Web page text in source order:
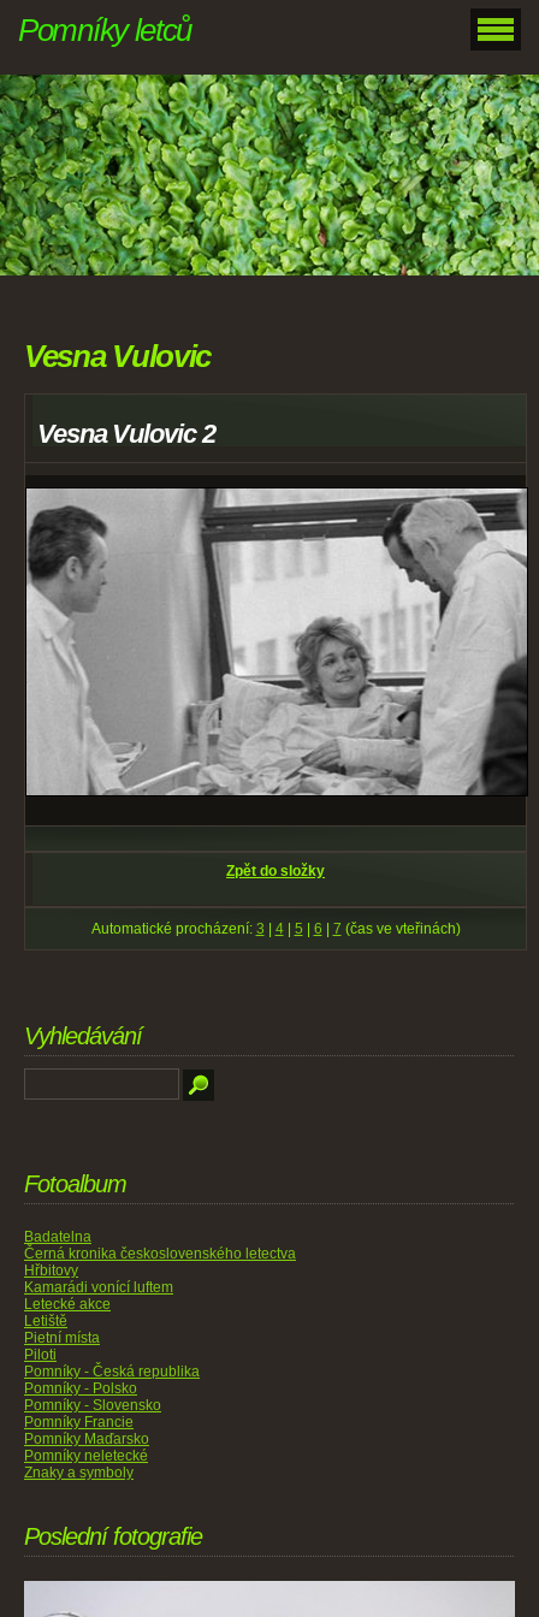
Pomníky letců
Vesna Vulovic
Vesna Vulovic 2
Zpět do složky
Automatické procházení: 3 4| 5 6 7 (čas ve vteřinách)
Vyhledávání
Fotoalbum
Badatelna
Černá kronika československého letectva
Hřbitovy
Kamarádi vonící luftem
Letecké akce
Letiště
Pietní místa
Piloti
Pomníky - Česká republika
Pomníky - Polsko
Pomníky - Slovensko
Pomníky Francie
Pomníky Maďarsko
Pomníky neletecké
Znaky a symboly
Poslední fotografie